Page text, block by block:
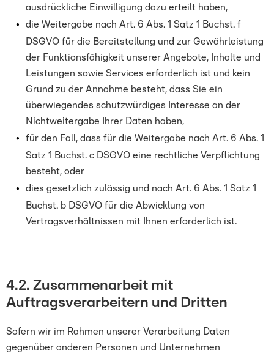
ausdrückliche Einwilligung dazu erteilt haben,
die Weitergabe nach Art. 6 Abs. 1 Satz 1 Buchst. f
DSGVO für die Bereitstellung und zur Gewährleistung
der Funktionsfähigkeit unserer Angebote, Inhalte und
Leistungen sowie Services erforderlich ist und kein
Grund zu der Annahme besteht, dass Sie ein
überwiegendes schutzwürdiges Interesse an der
Nichtweitergabe Ihrer Daten haben,
für den Fall, dass für die Weitergabe nach Art. 6 Abs. 1
Satz 1 Buchst. c DSGVO eine rechtliche Verpflichtung
besteht, oder
dies gesetzlich zulässig und nach Art. 6 Abs. 1 Satz 1
Buchst. b DSGVO für die Abwicklung von
Vertragsverhältnissen mit Ihnen erforderlich ist.
4.2. Zusammenarbeit mit
Auftragsverarbeitern und Dritten
Sofern wir im Rahmen unserer Verarbeitung Daten
gegenüber anderen Personen und Unternehmen